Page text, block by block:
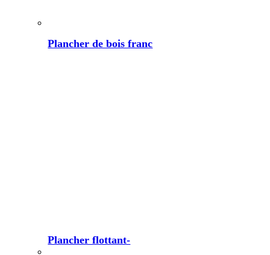
Plancher de bois franc
Plancher flottant-